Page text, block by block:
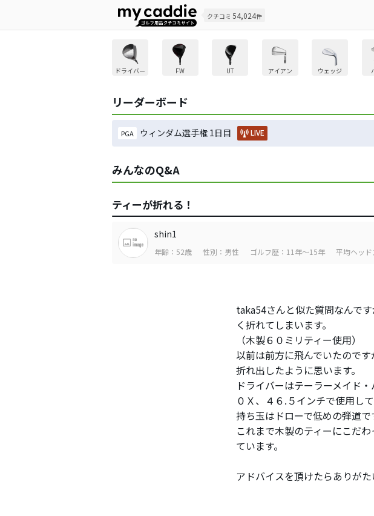
クチコミ 54,024件
ドライバー FW UT アイアン ウェッジ
リーダーボード
PGA ウィンダム選手権 1日目 LIVE
みんなのQ&A
ティーが折れる！
shin1
年齢：52歳 性別：男性 ゴルフ歴：11年～15年 平均ヘッ
taka54さんと似た質問なんで
く折れてしまいます。
（木製６０ミリティー使用）
以前は前方に飛んでいたので
折れ出したように思います。
ドライバーはテーラーメイド
０Ｘ、４６.５インチで使用し
持ち玉はドローで低めの弾道で
これまで木製のティーにこだ
ています。
アドバイスを頂けたらありがた